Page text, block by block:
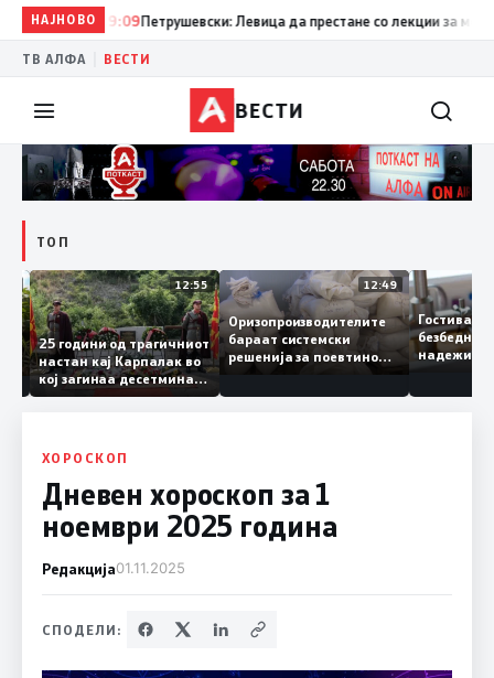
НАЈНОВО19:09Петрушевски: Левица да престане со лекции за морал
ТВ АЛФА ВЕСТИ
ВЕСТИ
ТОП
13:04 12:55
25 години од трагичниот
настан кај Карпалак во
кој загинаа десетмина
македонски бранители
12:49
Оризопроизводителите
бараат системски
решенија за поевтино
производство
ХОРОСКОП
Дневен хороскоп за 1
ноември 2025 година
Редакција01.11.2025
СПОДЕЛИ: